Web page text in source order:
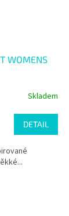
WOMENS
Skladem
DETAIL